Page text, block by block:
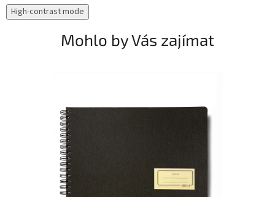
High-contrast mode
Mohlo by Vás zajímat